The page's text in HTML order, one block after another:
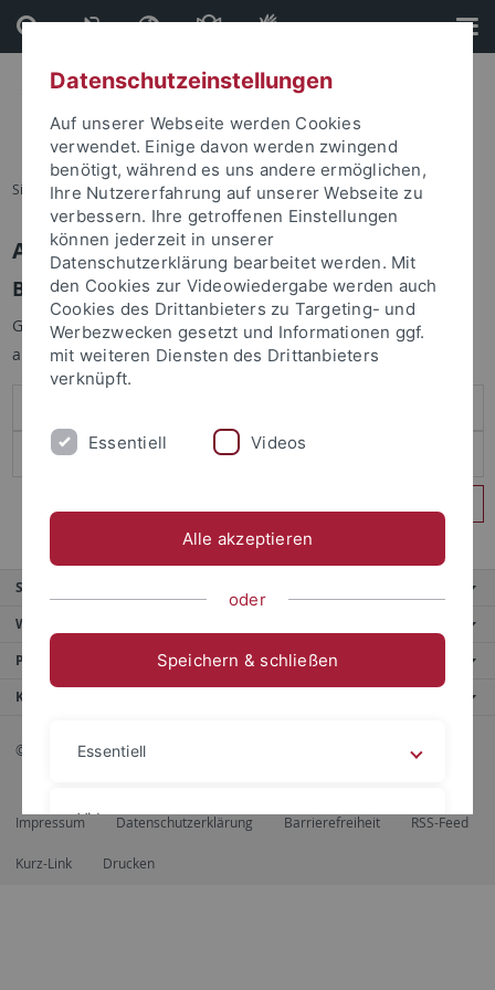
Direkt
zum
Inhalt
Direkt
zur
Fußleiste
Sie sind hier: Startseite
Anmelden
Benutzeranmeldung
Geben Sie Ihren Benutzernamen und Ihr Passwort an um sich
anzumelden:
Service
Weitere Angebote
Portale
Kontaktinfo
© 2026 Eberhard Karls Universität Tübingen, Tübingen
Impressum Datenschutzerklärung Barrierefreiheit RSS-Feed
Kurz-Link Drucken
Datenschutzeinstellungen
Auf unserer Webseite werden Cookies
verwendet. Einige davon werden zwingend
benötigt, während es uns andere ermöglichen,
Ihre Nutzererfahrung auf unserer Webseite zu
verbessern. Ihre getroffenen Einstellungen
können jederzeit in unserer
Datenschutzerklärung bearbeitet werden. Mit
den Cookies zur Videowiedergabe werden auch
Cookies des Drittanbieters zu Targeting- und
Werbezwecken gesetzt und Informationen ggf.
mit weiteren Diensten des Drittanbieters
verknüpft.
Essentiell Videos
Alle akzeptieren
oder
Speichern & schließen
Essentiell
Videos